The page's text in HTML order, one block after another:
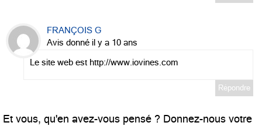
FRANÇOIS G
Avis donné il y a 10 ans
Le site web est http://www.iovines.com
Répondre
Et vous, qu'en avez-vous pensé ? Donnez-nous votre